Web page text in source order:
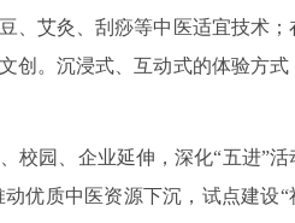
、艾灸、刮痧等中医适宜技术；
创。沉浸式、互动式的体验方式
校园、企业延伸，深化“五进”活
优质中医资源下沉，试点建设“